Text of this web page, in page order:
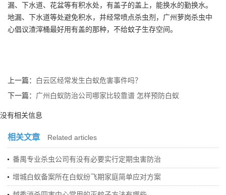
漏、下水道、花盆等有积水处，有盖子的盖上，能换水的勤换水。
地漏、下水道等处避免积水，并经常喷点杀虫剂，广州萝岗杀虫中
心倡议渣滓桶最好用有盖的那种，不给蚊子生存空间。
上一篇：
白云区经常发生白蚁危害事件吗？
下一篇： 广州白蚁防治公司哪家比较靠谱 怎样预防白蚁
没有相关信息
相关文章 Related articles
番禺专业杀虫公司有没有必要实行定期虫害防治
增城白蚁备案所在白蚁纷飞期家庭简单应对方案